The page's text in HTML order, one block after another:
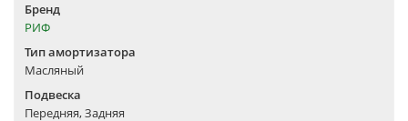
Бренд
РИФ
Тип амортизатора
Масляный
Подвеска
Передняя, Задняя